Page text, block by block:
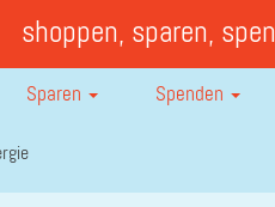
shoppen, sparen,
Sparen Spenden